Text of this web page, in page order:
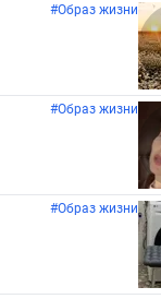
#Образ жизни
#Образ жизни
#Образ жизни